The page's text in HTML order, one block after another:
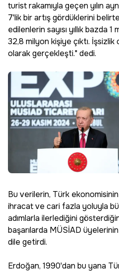
turist rakamıyla geçen yılın
7'lik bir artış gördüklerini
edilenlerin sayısı yıllık bazda
32,8 milyon kişiye çıktı. İşsizlik
olarak gerçekleşti." dedi.
Bu verilerin, Türk
ihracat ve cari fazla yoluyla
adımlarla ilerlediğini
başarılarda MÜSİAD
dile getirdi.
Erdoğan, 1990'dan bu yana